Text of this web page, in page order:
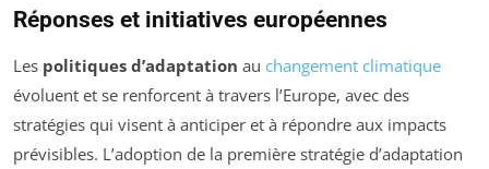
Réponses et initiatives européennes
Les politiques d’adaptation au changement climatique
évoluent et se renforcent à travers l’Europe, avec des
stratégies qui visent à anticiper et à répondre aux impacts
prévisibles. L’adoption de la première stratégie d’adaptation